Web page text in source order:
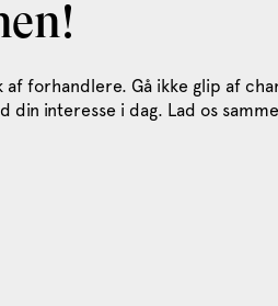
forhandlere. Gå ikke glip af
interesse i dag. Lad os